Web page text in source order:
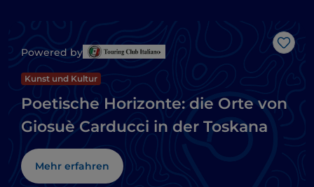
Like
Powered by
Kunst und Kultur
Poetische Horizonte: die Orte von
Giosuè Carducci in der Toskana
Mehr erfahren